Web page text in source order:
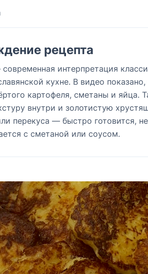
рецепта
интерпретация
кухне. В видео
картофеля, сметаны и яйца.
внутри и золотистую
перекуса — быстро готовится,
с сметаной или соусом.